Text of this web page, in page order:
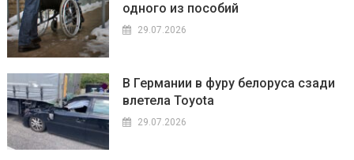
одного из пособий
29.07.2026
В Германии в фуру белоруса сзади
влетела Toyota
29.07.2026